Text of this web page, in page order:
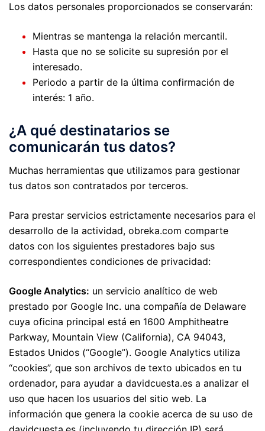
Los datos personales proporcionados se conservarán:
Mientras se mantenga la relación mercantil.
Hasta que no se solicite su supresión por el
interesado.
Periodo a partir de la última confirmación de
interés: 1 año.
¿A qué destinatarios se
comunicarán tus datos?
Muchas herramientas que utilizamos para gestionar
tus datos son contratados por terceros.
Para prestar servicios estrictamente necesarios para el
desarrollo de la actividad, obreka.com comparte
datos con los siguientes prestadores bajo sus
correspondientes condiciones de privacidad:
Google Analytics: un servicio analítico de web
prestado por Google Inc. una compañía de Delaware
cuya oficina principal está en 1600 Amphitheatre
Parkway, Mountain View (California), CA 94043,
Estados Unidos (“Google”). Google Analytics utiliza
“cookies”, que son archivos de texto ubicados en tu
ordenador, para ayudar a davidcuesta.es a analizar el
uso que hacen los usuarios del sitio web. La
información que genera la cookie acerca de su uso de